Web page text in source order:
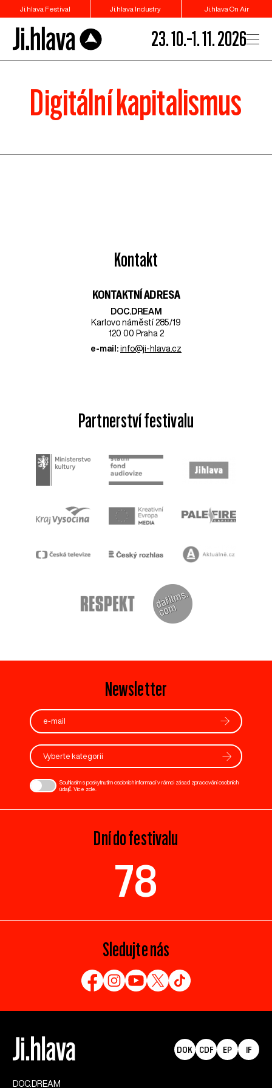
Ji.hlava Festival Ji.hlava Industry Ji.hlava On Air
23. 10.–1. 11. 2026
Digitální kapitalismus
Kontakt
KONTAKTNÍ ADRESA
DOC.DREAM​
Karlovo náměstí 285/19
120 00 Praha 2
e-mail: info@ji-hlava.cz
Partnerství festivalu
Newsletter
Vyberte kategorii
Souhlasím s poskytnutím osobních informací v rámci zásad zpracování osobních
údajů. Více zde
Dní do festivalu
78
Sledujte nás
DOC.DREAM​
DOK CDF EP IF